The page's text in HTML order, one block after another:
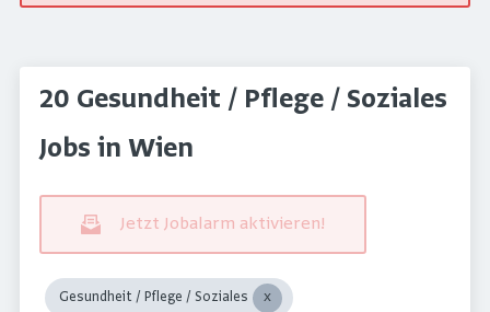
20 Gesundheit / Pflege / Soziales
Jobs in Wien
Jetzt Jobalarm aktivieren!
Gesundheit / Pflege / Soziales